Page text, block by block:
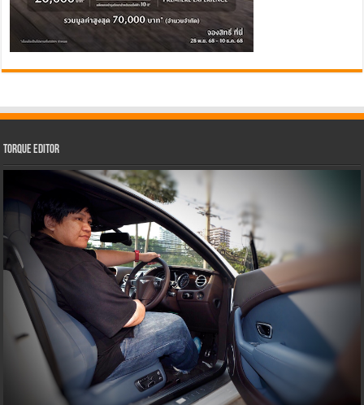
Torque Editor